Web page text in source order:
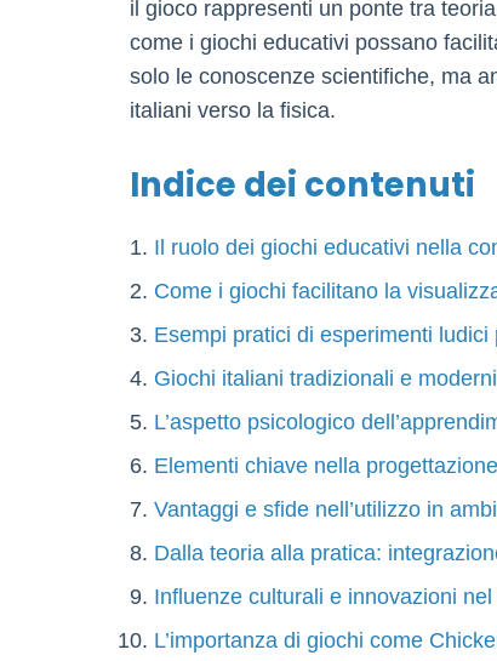
il gioco rappresenti un ponte tra
come i giochi educativi possano
solo le conoscenze scientifiche, ma
italiani verso la fisica.
Indice dei contenuti
Il ruolo dei giochi educativi nella
Come i giochi facilitano la
Esempi pratici di esperimenti
Giochi italiani tradizionali e
L’aspetto psicologico
Elementi chiave nella
Vantaggi e sfide nell’utilizzo in
Dalla teoria alla pratica:
Influenze culturali e innovazioni
L’importanza di giochi come